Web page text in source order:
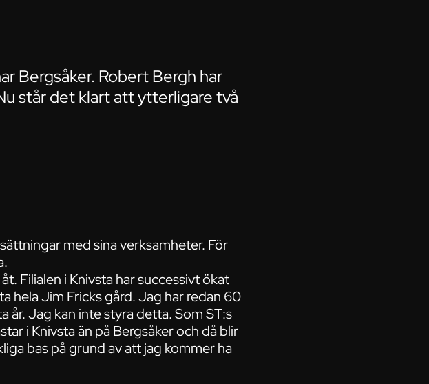
Bergsåker. Robert Bergh har
står det klart att ytterligare två
med sina verksamheter. För
Filialen i Knivsta har successivt ökat
hela Jim Fricks gård. Jag har redan 60
år. Jag kan inte styra detta. Som ST:s
i Knivsta än på Bergsåker och då blir
bas på grund av att jag kommer ha